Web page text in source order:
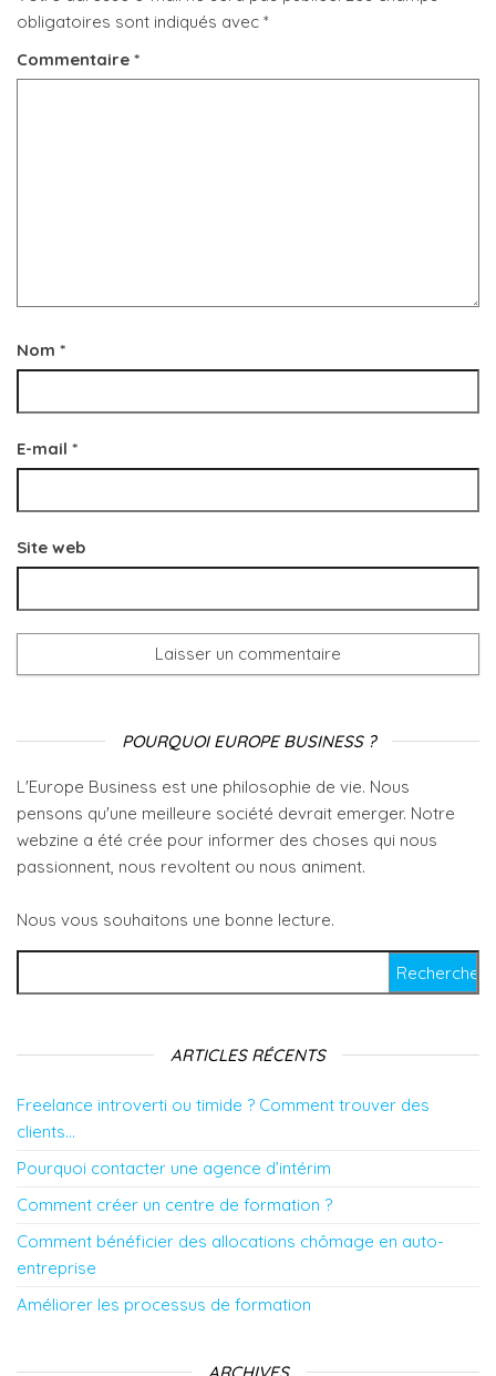
obligatoires sont indiqués avec *
Commentaire *
Nom *
E-mail *
Site web
POURQUOI EUROPE BUSINESS ?
L'Europe Business est une philosophie de vie. Nous
pensons qu'une meilleure société devrait emerger. Notre
webzine a été crée pour informer des choses qui nous
passionnent, nous revoltent ou nous animent.
Nous vous souhaitons une bonne lecture.
ARTICLES RÉCENTS
Freelance introverti ou timide ? Comment trouver des
clients…
Pourquoi contacter une agence d’intérim
Comment créer un centre de formation ?
Comment bénéficier des allocations chômage en auto-
entreprise
Améliorer les processus de formation